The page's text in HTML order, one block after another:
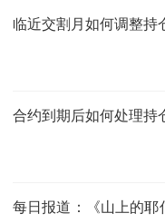
临近交割月如何调整持
合约到期后如何处理持
每日报道：《山上的耶